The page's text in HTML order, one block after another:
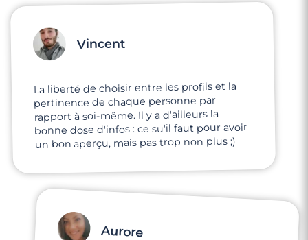
Vincent
La liberté de choisir entre les profils et la
pertinence de chaque personne par
rapport à soi-même. Il y a d'ailleurs la
bonne dose d'infos : ce su'il faut pour avoir
un bon aperçu, mais pas trop non plus ;)
Aurore